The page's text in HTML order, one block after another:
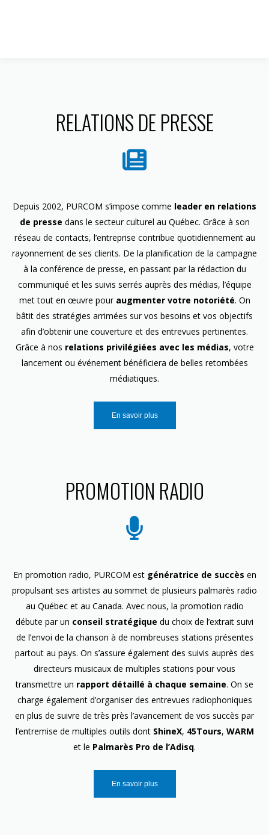
RELATIONS DE PRESSE
Depuis 2002, PURCOM s’impose comme leader en relations
de presse dans le secteur culturel au Québec. Grâce à son
réseau de contacts, l’entreprise contribue quotidiennement au
rayonnement de ses clients. De la planification de la campagne
à la conférence de presse, en passant par la rédaction du
communiqué et les suivis serrés auprès des médias, l’équipe
met tout en œuvre pour augmenter votre notoriété. On
bâtit des stratégies arrimées sur vos besoins et vos objectifs
afin d’obtenir une couverture et des entrevues pertinentes.
Grâce à nos relations privilégiées avec les médias, votre
lancement ou événement bénéficiera de belles retombées
médiatiques.
En savoir plus
PROMOTION RADIO
En promotion radio, PURCOM est génératrice de succès en
propulsant ses artistes au sommet de plusieurs palmarès radio
au Québec et au Canada. Avec nous, la promotion radio
débute par un conseil stratégique du choix de l’extrait suivi
de l’envoi de la chanson à de nombreuses stations présentes
partout au pays. On s’assure également des suivis auprès des
directeurs musicaux de multiples stations pour vous
transmettre un rapport détaillé à chaque semaine. On se
charge également d’organiser des entrevues radiophoniques
en plus de suivre de très près l’avancement de vos succès par
l’entremise de multiples outils dont ShineX, 45Tours, WARM
et le Palmarès Pro de l’Adisq.
En savoir plus